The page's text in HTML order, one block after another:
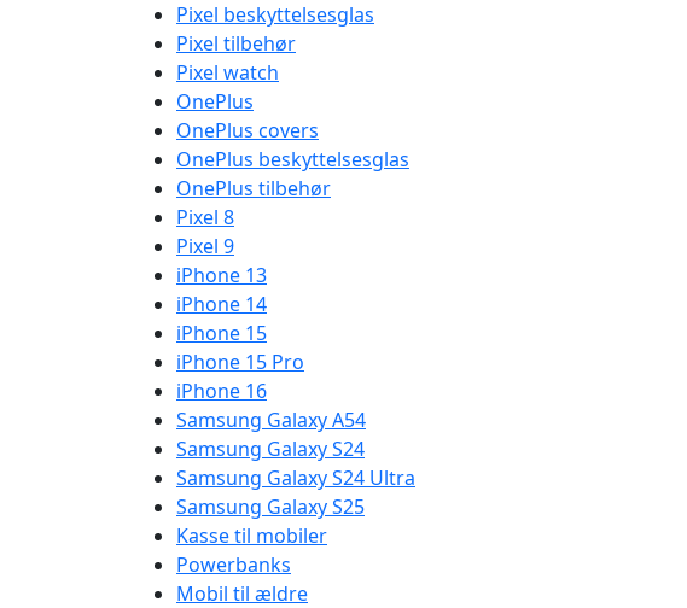
Pixel beskyttelsesglas
Pixel tilbehør
Pixel watch
OnePlus
OnePlus covers
OnePlus beskyttelsesglas
OnePlus tilbehør
Pixel 8
Pixel 9
iPhone 13
iPhone 14
iPhone 15
iPhone 15 Pro
iPhone 16
Samsung Galaxy A54
Samsung Galaxy S24
Samsung Galaxy S24 Ultra
Samsung Galaxy S25
Kasse til mobiler
Powerbanks
Mobil til ældre